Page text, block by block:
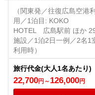
22,700円 ～ 126,000円
（関東発／往復広島空港利
用／1泊目: KOKO
HOTEL 広島駅前 ほか
施設／1泊2日一例／2名1
利用時）